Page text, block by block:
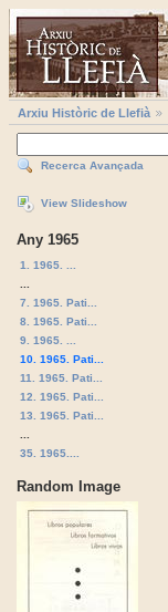
Arxiu Històric de Llefià
Recerca Avançada
View Slideshow
Any 1965
1. 1965. ...
7. 1965. Pati...
8. 1965. Pati...
9. 1965. ...
10. 1965. Pati...
11. 1965. Pati...
12. 1965. Pati...
13. 1965. Pati...
35. 1965....
Random Image